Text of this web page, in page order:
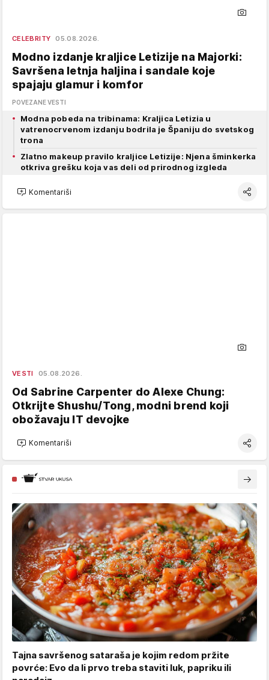
CELEBRITY 05.08.2026.
Modno izdanje kraljice Letizije na Majorki:
Savršena letnja haljina i sandale koje
spajaju glamur i komfor
POVEZANE VESTI
Modna pobeda na tribinama: Kraljica Letizia u
vatrenocrvenom izdanju bodrila je Španiju do svetskog
trona
Zlatno makeup pravilo kraljice Letizije: Njena šminkerka
otkriva grešku koja vas deli od prirodnog izgleda
Komentariši
VESTI 05.08.2026.
Od Sabrine Carpenter do Alexe Chung:
Otkrijte Shushu/Tong, modni brend koji
obožavaju IT devojke
Komentariši
Tajna savršenog sataraša je kojim redom pržite
povrće: Evo da li prvo treba staviti luk, papriku ili